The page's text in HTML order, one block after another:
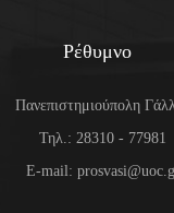
Ρέθυμνο
Πανεπιστημιούπολη
Τηλ.: 28310 - 77981
E-mail: